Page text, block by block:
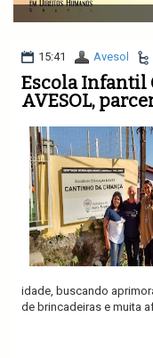
15:41 Avesol
Escola Infantil
AVESOL,
idade, buscando
de brincadeiras e muita